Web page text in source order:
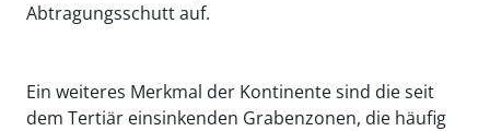
Abtragungsschutt auf.
Ein weiteres Merkmal der Kontinente sind die seit
dem Tertiär einsinkenden Grabenzonen, die häufig